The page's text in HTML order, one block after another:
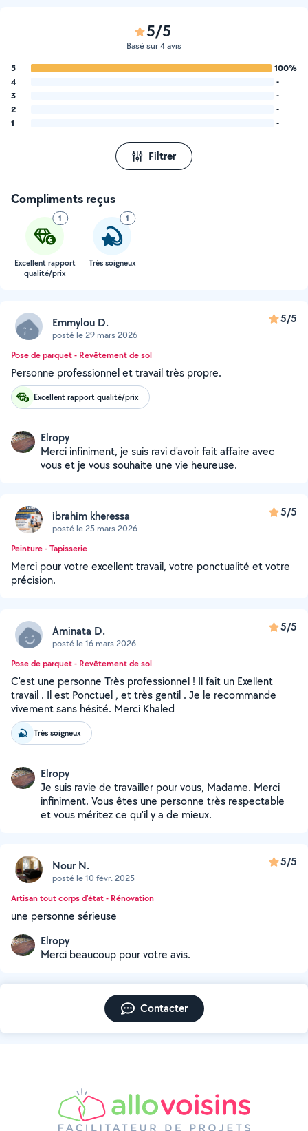
5/5
Basé sur 4 avis
5
100%
4
-
3
-
2
-
1
-
Filtrer
Compliments reçus
1
Excellent rapport
qualité/prix
1
Très soigneux
Emmylou D.
posté le 29 mars 2026
5/5
Pose de parquet - Revêtement de sol
Personne professionnel et travail très propre.
Excellent rapport qualité/prix
Elropy
Merci infiniment, je suis ravi d'avoir fait affaire avec
vous et je vous souhaite une vie heureuse.
ibrahim kheressa
posté le 25 mars 2026
5/5
Peinture - Tapisserie
Merci pour votre excellent travail, votre ponctualité et votre
précision.
Aminata D.
posté le 16 mars 2026
5/5
Pose de parquet - Revêtement de sol
C'est une personne Très professionnel ! Il fait un Exellent
travail . Il est Ponctuel , et très gentil . Je le recommande
vivement sans hésité. Merci Khaled
Très soigneux
Elropy
Je suis ravie de travailler pour vous, Madame. Merci
infiniment. Vous êtes une personne très respectable
et vous méritez ce qu'il y a de mieux.
Nour N.
posté le 10 févr. 2025
5/5
Artisan tout corps d'état - Rénovation
une personne sérieuse
Elropy
Merci beaucoup pour votre avis.
Contacter